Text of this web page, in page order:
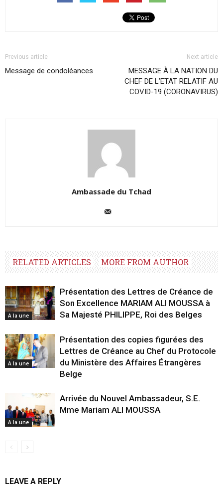
Previous article
Message de condoléances
Next article
MESSAGE À LA NATION DU
CHEF DE L’ETAT RELATIF AU
COVID-19 (CORONAVIRUS)
Ambassade du Tchad
RELATED ARTICLES MORE FROM AUTHOR
A la une
Présentation des Lettres de Créance de
Son Excellence MARIAM ALI MOUSSA à
Sa Majesté PHILIPPE, Roi des Belges
A la une
Présentation des copies figurées des
Lettres de Créance au Chef du Protocole
du Ministère des Affaires Étrangères
Belge
A la une
Arrivée du Nouvel Ambassadeur, S.E.
Mme Mariam ALI MOUSSA
LEAVE A REPLY